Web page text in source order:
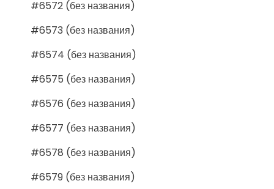
#6572 (без названия)
#6573 (без названия)
#6574 (без названия)
#6575 (без названия)
#6576 (без названия)
#6577 (без названия)
#6578 (без названия)
#6579 (без названия)